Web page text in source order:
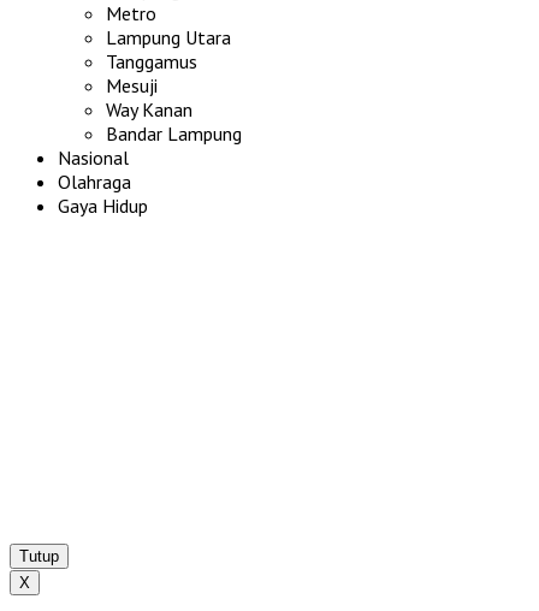
Metro
Lampung Utara
Tanggamus
Mesuji
Way Kanan
Bandar Lampung
Nasional
Olahraga
Gaya Hidup
Tutup
X